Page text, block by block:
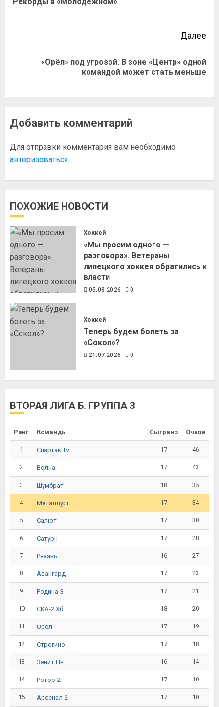
Далее
«Орёл» под угрозой. В зоне «Центр» одной
командой может стать меньше
Добавить комментарий
Для отправки комментария вам необходимо
авторизоваться.
ПОХОЖИЕ НОВОСТИ
Хоккей
«Мы просим одного —
разговора». Ветераны
липецкого хоккея обратились к
власти
05.08.2026 0
Хоккей
Теперь будем болеть за
«Сокол»?
21.07.2026 0
ВТОРАЯ ЛИГА Б. ГРУППА 3
Ранг Команды Сыграно Очков
1 Спартак Тм 17 46
2 Волна 17 43
3 Шумбрат 18 35
4 Металлург 17 34
5 Салют 17 30
6 Сатурн 17 28
7 Рязань 16 27
8 Авангард 17 23
9 Родина-3 17 21
10 СКА-2 Хб 18 20
11 Орёл 17 19
12 Строгино 17 18
13 Зенит Пн 16 14
14 Ротор-2 17 10
15 Арсенал-2 17 10